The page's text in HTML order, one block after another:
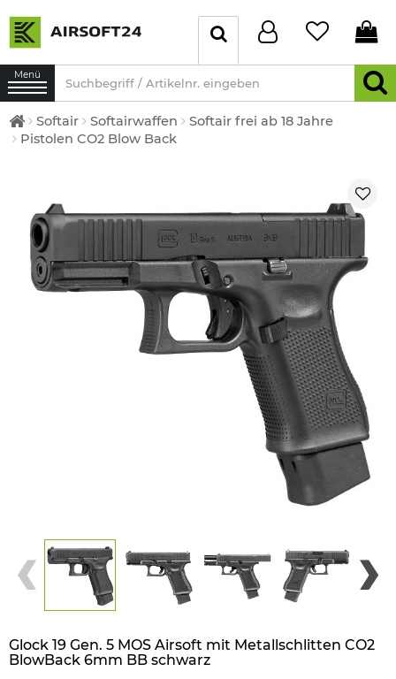
Menü
Softair Softairwaffen
Softair frei ab 18 Jahre
Pistolen CO2 Blow Back
Glock 19 Gen. 5 MOS Airsoft mit Metallschlitten CO2
BlowBack 6mm BB schwarz